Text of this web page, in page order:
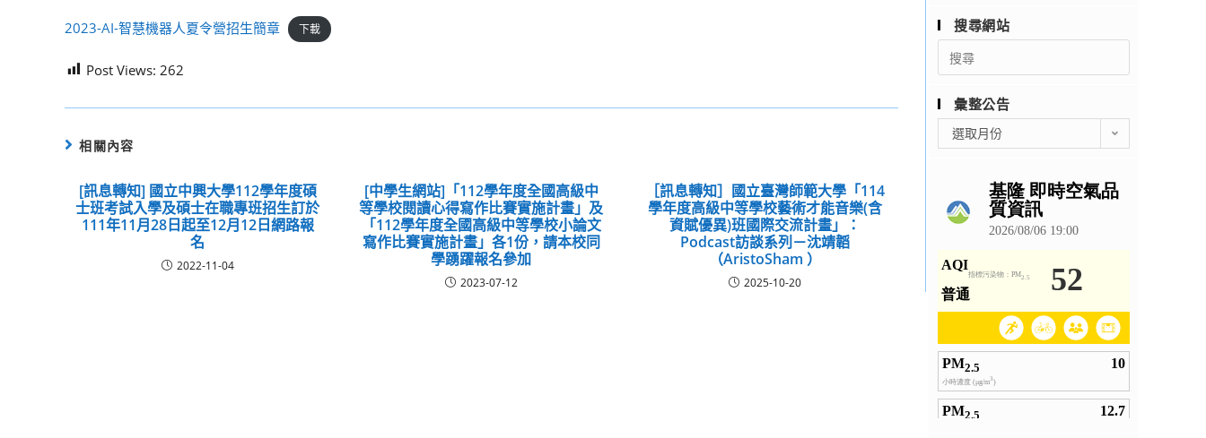
2023-AI-智慧機器人夏令營招生簡章 下載
Post Views: 262
相關內容
[訊息轉知] 國立中興大學112學年度碩
士班考試入學及碩士在職專班招生訂於
111年11月28日起至12月12日網路報
名
2022-11-04
[中學生網站]「112學年度全國高級中
等學校閱讀心得寫作比賽實施計畫」及
「112學年度全國高級中等學校小論文
寫作比賽實施計畫」各1份，請本校同
學踴躍報名參加
2023-07-12
［訊息轉知］國立臺灣師範大學「114
學年度高級中等學校藝術才能音樂(含
資賦優異)班國際交流計畫」：
Podcast訪談系列－沈靖韜
（AristoSham ）
2025-10-20
搜尋網站
Search
for:
彙整公告
整
選取月份